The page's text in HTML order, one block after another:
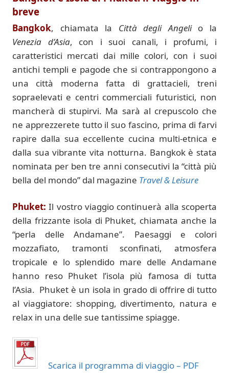
breve
Bangkok, chiamata la Città degli Angelio la
Venezia d’Asia, con i suoi canali, i profumi, i
caratteristici mercati dai mille colori, con i suoi
antichi templi e pagode che si contrappongono a
una città moderna fatta di grattacieli, treni
sopraelevati e centri commerciali futuristici, non
mancherà di stupirvi. Ma sarà al crepuscolo che
ne apprezzerete tutto il suo fascino, prima di farvi
rapire dalla sua eccellente cucina multi-etnica e
dalla sua vibrante vita notturna. Bangkok è stata
nominata per ben tre anni consecutivi la “città più
bella del mondo” dal magazine Travel & Leisure
Phuket: Il vostro viaggio continuerà alla scoperta
della frizzante isola di Phuket, chiamata anche la
“perla delle Andamane”. Paesaggi e colori
mozzafiato, tramonti sconfinati, atmosfera
tropicale e lo splendido mare delle Andamane
hanno reso Phuket l’isola più famosa di tutta
l’Asia. Phuket è un isola in grado di offrire di tutto
al viaggiatore: shopping, divertimento, natura e
relax in una delle sue tantissime spiagge.
Scarica il programma di viaggio – PDF